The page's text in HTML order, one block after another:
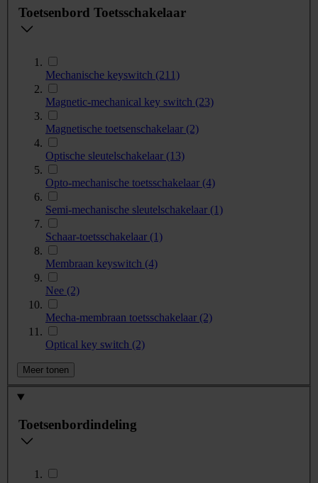
Toetsenbord Toetsschakelaar
Mechanische keyswitch (211)
Magnetic-mechanical key switch (23)
Magnetische toetsenschakelaar (2)
Optische sleutelschakelaar (13)
Opto-mechanische toetsschakelaar (4)
Semi-mechanische sleutelschakelaar (1)
Schaar-toetsschakelaar (1)
Membraan keyswitch (4)
Nee (2)
Mecha-membraan toetsschakelaar (2)
Optical key switch (2)
Meer tonen
Toetsenbordindeling